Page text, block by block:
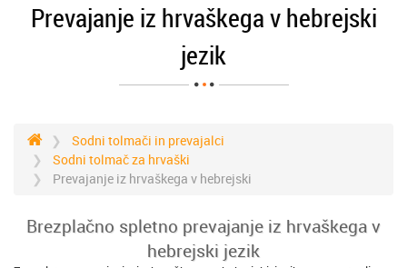
Prevajanje iz hrvaškega v hebrejski
jezik
Sodni tolmači in prevajalci
Sodni tolmač za hrvaški
Prevajanje iz hrvaškega v hebrejski
Brezplačno spletno prevajanje iz hrvaškega v
hebrejski jezik